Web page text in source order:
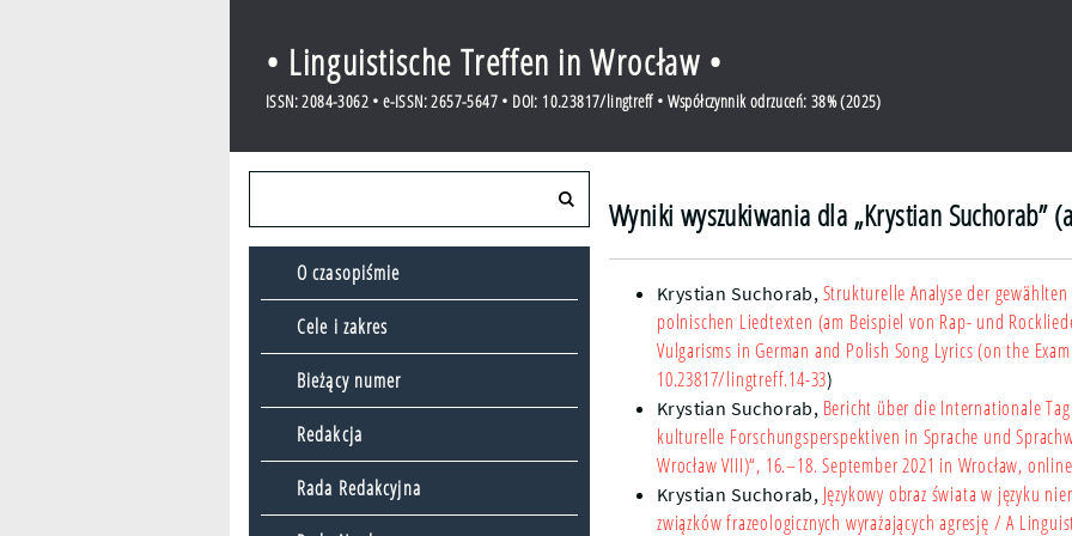
• Linguistische Treffen in Wrocław •
ISSN: 2084-3062 • e-ISSN: 2657-5647 • DOI: 10.23817/lingtreff • Współczynnik odrzuceń: 38% (2025)
O czasopiśmie
Cele i zakres
Bieżący numer
Redakcja
Rada Redakcyjna
Wyniki wyszukiwania dla „Krystian Suchorab”
Krystian Suchorab, Strukturelle Analyse der
polnischen Liedtexten (am Beispiel von Rap- und
Vulgarisms in German and Polish Song Lyrics (on the
10.23817/lingtreff.14-33)
Krystian Suchorab, Bericht über die Internationale
kulturelle Forschungsperspektiven in Sprache und
Wrocław VIII)“, 16.–18. September 2021 in Wrocław, online
Krystian Suchorab, Językowy obraz świata w języku
związków frazeologicznych wyrażających agresję / A